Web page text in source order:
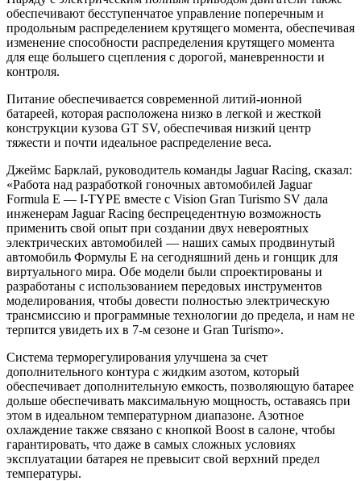
обеспечивают бесступенчатое управление поперечным и
продольным распределением крутящего момента, обеспечивая
изменение способности распределения крутящего момента
для еще большего сцепления с дорогой, маневренности и
контроля.
Питание обеспечивается современной литий-ионной
батареей, которая расположена низко в легкой и жесткой
конструкции кузова GT SV, обеспечивая низкий центр
тяжести и почти идеальное распределение веса.
Джеймс Барклай, руководитель команды Jaguar Racing, сказал:
«Работа над разработкой гоночных автомобилей Jaguar
Formula E — I-TYPE вместе с Vision Gran Turismo SV дала
инженерам Jaguar Racing беспрецедентную возможность
применить свой опыт при создании двух невероятных
электрических автомобилей — наших самых продвинутый
автомобиль Формулы Е на сегодняшний день и гонщик для
виртуального мира. Обе модели были спроектированы и
разработаны с использованием передовых инструментов
моделирования, чтобы довести полностью электрическую
трансмиссию и программные технологии до предела, и нам не
терпится увидеть их в 7-м сезоне и Gran Turismo».
Система терморегулирования улучшена за счет
дополнительного контура с жидким азотом, который
обеспечивает дополнительную емкость, позволяющую батарее
дольше обеспечивать максимальную мощность, оставаясь при
этом в идеальном температурном диапазоне. Азотное
охлаждение также связано с кнопкой Boost в салоне, чтобы
гарантировать, что даже в самых сложных условиях
эксплуатации батарея не превысит свой верхний предел
температуры.